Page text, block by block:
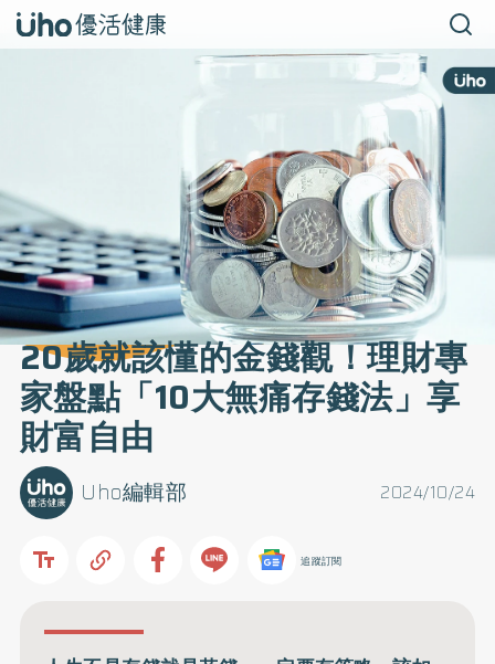
20歲就該懂的金錢觀！理財專
家盤點「10大無痛存錢法」享
財富自由
2024/10/24
Uho編輯部
追蹤訂閱